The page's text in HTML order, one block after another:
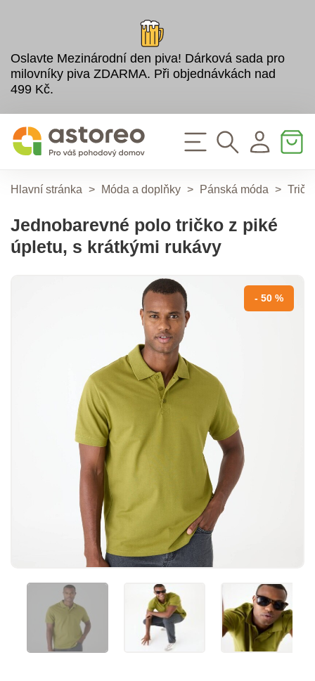
Oslavte Mezinárodní den piva! Dárková sada pro
milovníky piva ZDARMA. Při objednávkách nad
499 Kč.
Hlavní stránka > Móda a doplňky > Pánská móda >
Jednobarevné polo tričko z piké
úpletu, s krátkými rukávy
- 50 %